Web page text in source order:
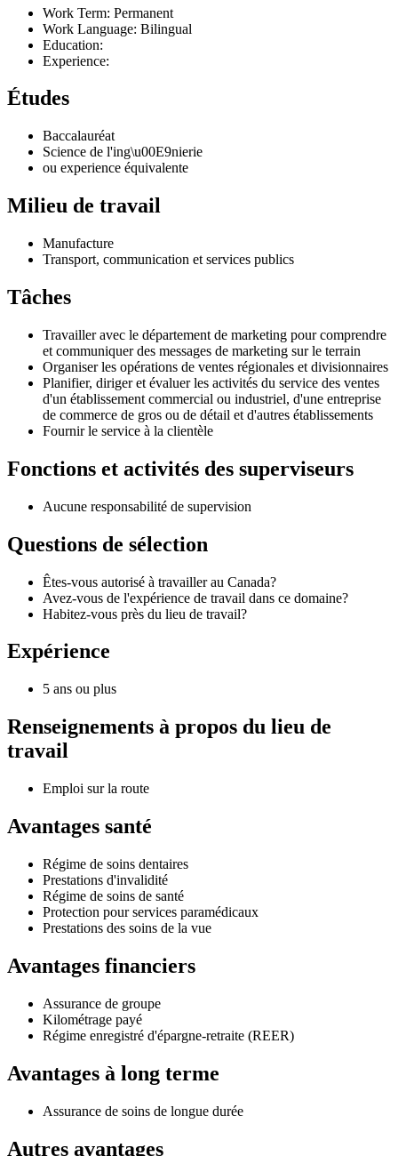
Work Term: Permanent
Work Language: Bilingual
Education:
Experience:
Études
Baccalauréat
Science de l'ing\u00E9nierie
ou experience équivalente
Milieu de travail
Manufacture
Transport, communication et services publics
Tâches
Travailler avec le département de marketing pour comprendre
et communiquer des messages de marketing sur le terrain
Organiser les opérations de ventes régionales et divisionnaires
Planifier, diriger et évaluer les activités du service des ventes
d'un établissement commercial ou industriel, d'une entreprise
de commerce de gros ou de détail et d'autres établissements
Fournir le service à la clientèle
Fonctions et activités des superviseurs
Aucune responsabilité de supervision
Questions de sélection
Êtes-vous autorisé à travailler au Canada?
Avez-vous de l'expérience de travail dans ce domaine?
Habitez-vous près du lieu de travail?
Expérience
5 ans ou plus
Renseignements à propos du lieu de
travail
Emploi sur la route
Avantages santé
Régime de soins dentaires
Prestations d'invalidité
Régime de soins de santé
Protection pour services paramédicaux
Prestations des soins de la vue
Avantages financiers
Assurance de groupe
Kilométrage payé
Régime enregistré d'épargne-retraite (REER)
Avantages à long terme
Assurance de soins de longue durée
Autres avantages